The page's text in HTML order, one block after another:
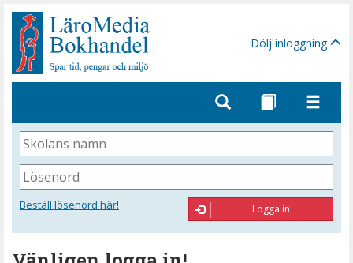
Gå
sidinnehåll
Dölj inloggning
Skolans
namn
Lösenord
Beställ lösenord här! Logga in